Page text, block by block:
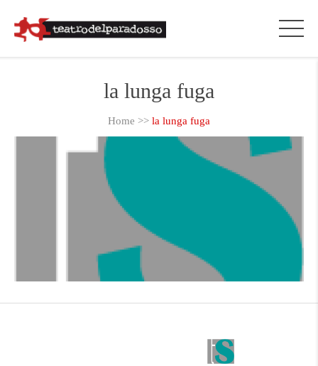
la lunga fuga
Home >> la lunga fuga